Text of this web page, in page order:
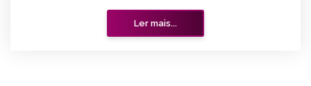
Ler mais...